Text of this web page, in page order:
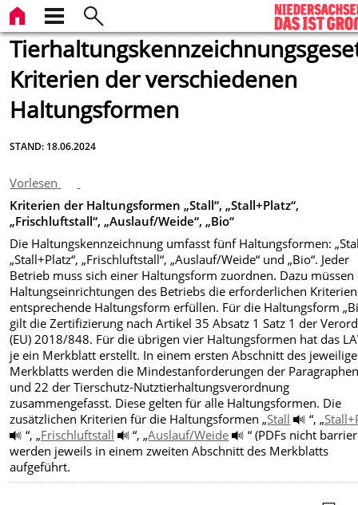
Kriterien der verschiedenen
Haltungsformen
STAND: 18.06.2024
Vorlesen
Kriterien der Haltungsformen „Stall“, „Stall+Platz“,
„Frischluftstall“, „Auslauf/Weide“, „Bio“
Die Haltungskennzeichnung umfasst fünf Haltungsformen:
„Stall+Platz“, „Frischluftstall“, „Auslauf/Weide“ und „Bio“. Jeder
Betrieb muss sich einer Haltungsform zuordnen. Dazu müssen
Haltungseinrichtungen des Betriebs die erforderlichen
entsprechende Haltungsform erfüllen. Für die Haltungsform
gilt die Zertifizierung nach Artikel 35 Absatz 1 Satz 1 der
(EU) 2018/848. Für die übrigen vier Haltungsformen hat das
je ein Merkblatt erstellt. In einem ersten Abschnitt des
Merkblatts werden die Mindestanforderungen der
und 22 der Tierschutz-Nutztierhaltungsverordnung
zusammengefasst. Diese gelten für alle Haltungsformen. Die
zusätzlichen Kriterien für die Haltungsformen „Stall “, „
“, „Frischluftstall “, „Auslauf/Weide
“ (PDFs nicht
werden jeweils in einem zweiten Abschnitt des Merkblatts
aufgeführt.